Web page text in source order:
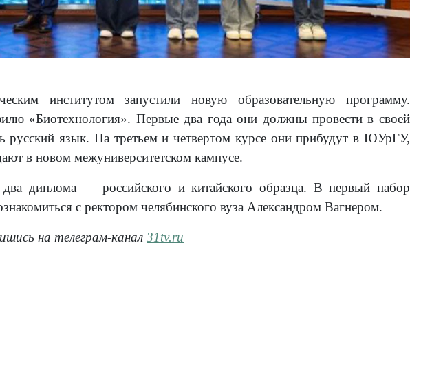
институтом запустили новую образовательную программу.
«Биотехнология». Первые два года они должны провести в своей
русский язык. На третьем и четвертом курсе они прибудут в ЮУрГУ,
в новом межуниверситетском кампусе.
диплома — российского и китайского образца. В первый набор
с ректором челябинского вуза Александром Вагнером.
на телеграм-канал31tv.ru